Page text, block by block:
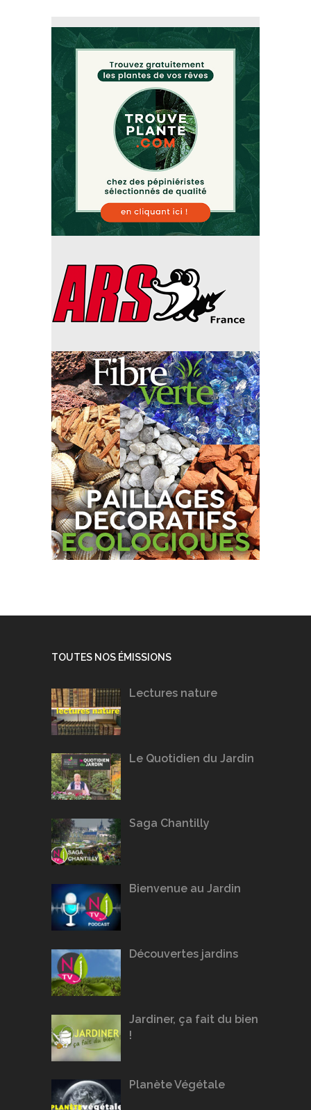
TOUTES NOS ÉMISSIONS
Lectures nature
Le Quotidien du Jardin
Saga Chantilly
Bienvenue au Jardin
Découvertes jardins
Jardiner, ça fait du bien
!
Planète Végétale